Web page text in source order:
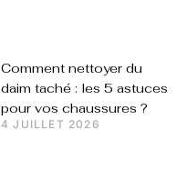
Comment nettoyer du
daim taché : les 5 astuces
pour vos chaussures ?
4 JUILLET 2026